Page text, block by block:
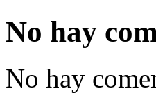
No hay
No hay